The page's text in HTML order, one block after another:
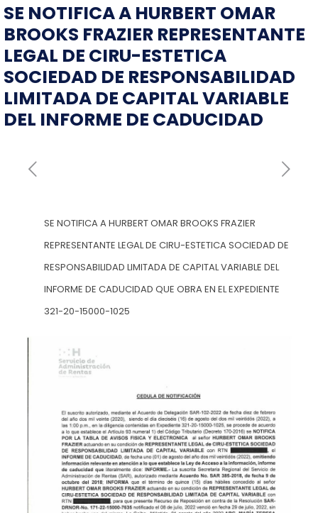
SE NOTIFICA A HURBERT OMAR
BROOKS FRAZIER REPRESENTANTE
LEGAL DE CIRU-ESTETICA
SOCIEDAD DE RESPONSABILIDAD
LIMITADA DE CAPITAL VARIABLE
DEL INFORME DE CADUCIDAD
SE NOTIFICA A HURBERT OMAR BROOKS FRAZIER
REPRESENTANTE LEGAL DE CIRU-ESTETICA SOCIEDAD DE
RESPONSABILIDAD LIMITADA DE CAPITAL VARIABLE DEL
INFORME DE CADUCIDAD QUE OBRA EN EL EXPEDIENTE
321-20-15000-1025